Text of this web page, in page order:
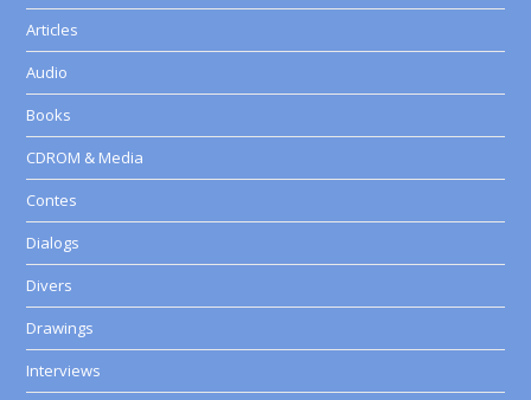
Articles
Audio
Books
CDROM & Media
Contes
Dialogs
Divers
Drawings
Interviews